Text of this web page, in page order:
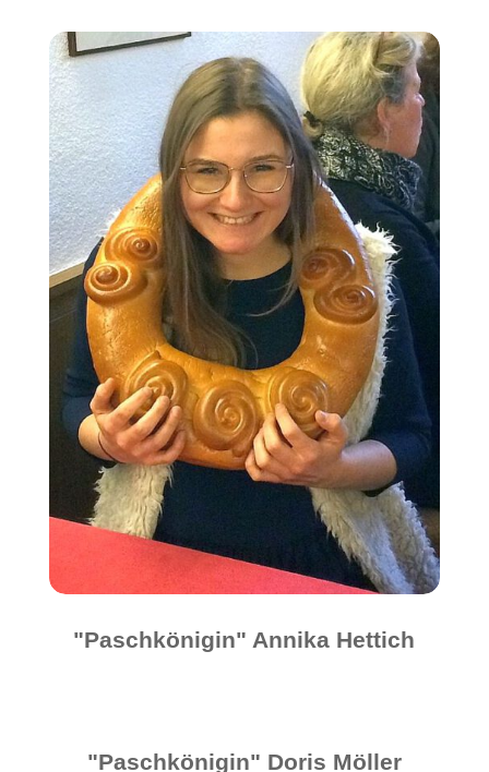
"Paschkönigin" Annika Hettich
"Paschkönigin" Doris Möller